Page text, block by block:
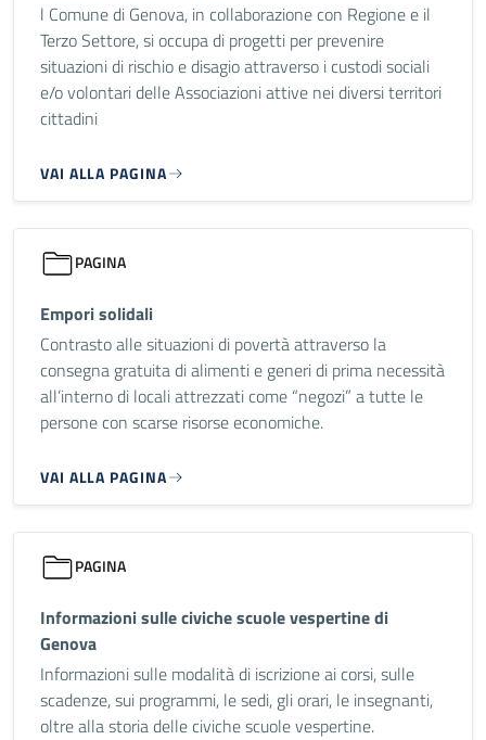
l Comune di Genova, in collaborazione con Regione e il
Terzo Settore, si occupa di progetti per prevenire
situazioni di rischio e disagio attraverso i custodi sociali
e/o volontari delle Associazioni attive nei diversi territori
cittadini
VAI ALLA PAGINA
PAGINA
Empori solidali
Contrasto alle situazioni di povertà attraverso la
consegna gratuita di alimenti e generi di prima necessità
all’interno di locali attrezzati come “negozi” a tutte le
persone con scarse risorse economiche.
VAI ALLA PAGINA
PAGINA
Informazioni sulle civiche scuole vespertine di
Genova
Informazioni sulle modalità di iscrizione ai corsi, sulle
scadenze, sui programmi, le sedi, gli orari, le insegnanti,
oltre alla storia delle civiche scuole vespertine.